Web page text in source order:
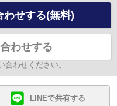
わせする(無料)
わせする
わせください。
LINEで共有する